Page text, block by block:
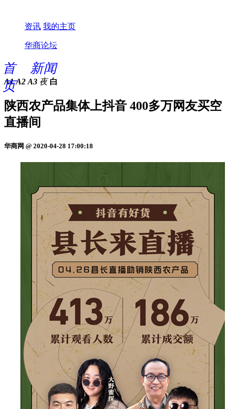
资讯 我的主页
华商论坛
首
页
新闻
A1 A2 A3 夜 白
陕西农产品集体上抖音 400多万网友买空
直播间
华商网 @ 2020-04-28 17:00:18